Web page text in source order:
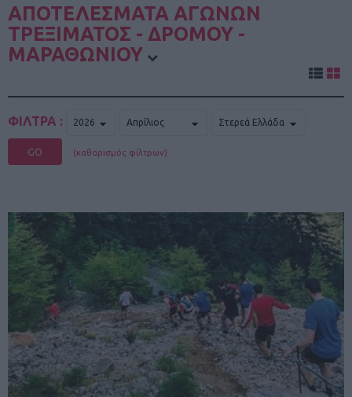
ΑΠΟΤΕΛΕΣΜΑΤΑ ΑΓΩΝΩΝ
ΤΡΕΞΙΜΑΤΟΣ - ΔΡΟΜΟΥ -
ΜΑΡΑΘΩΝΙΟΥ
ΦΙΛΤΡΑ :
GO (καθαρισμός φίλτρων)